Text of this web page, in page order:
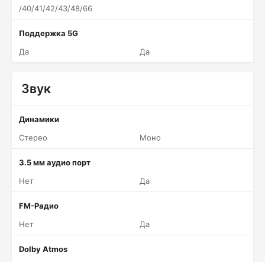
/40/41/42/43/48/66
Поддержка 5G
Да
Да
Звук
Динамики
Стерео
Моно
3.5 мм аудио порт
Нет
Да
FM-Радио
Нет
Да
Dolby Atmos